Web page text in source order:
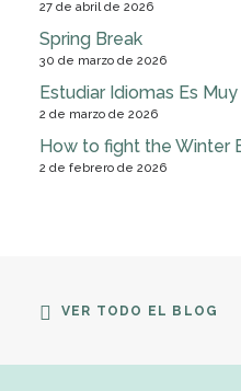
27 de abril de 2026
Spring Break
30 de marzo de 2026
Estudiar Idiomas Es
2 de marzo de 2026
How to fight the Winter
2 de febrero de 2026
VER TODO EL BLOG